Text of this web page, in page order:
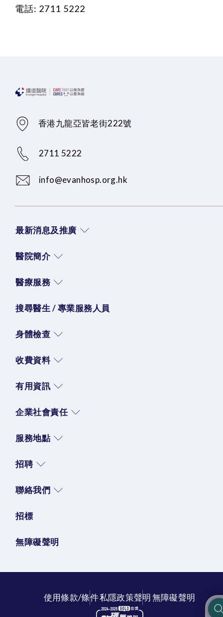
電話: 2711 5222
香港九龍亞皆老街222號
2711 5222
info@evanhosp.org.hk
最新消息及推廣
醫院簡介
醫療服務
搜尋醫生 / 專業服務人員
身體檢查
收費資料
有用資訊
企業社會責任
服務地點
招聘
聯絡我們
招標
無障礙聲明
使用條款/條件私隱政策聲明無障礙聲明